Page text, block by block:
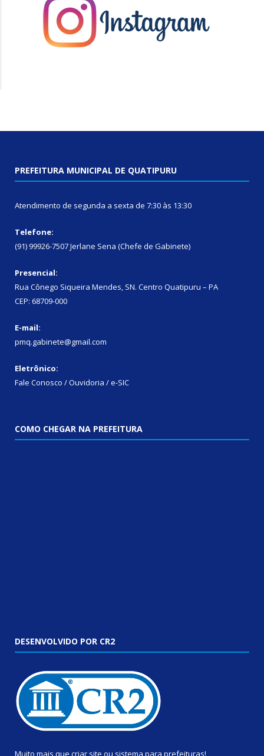
PREFEITURA MUNICIPAL DE QUATIPURU
Atendimento de segunda a sexta de 7:30 às 13:30
Telefone:
(91) 99926-7507 Jerlane Sena (Chefe de Gabinete)
Presencial:
Rua Cônego Siqueira Mendes, SN. Centro Quatipuru – PA
CEP: 68709-000
E-mail:
pmq.gabinete@gmail.com
Eletrônico:
Fale Conosco / Ouvidoria / e-SIC
COMO CHEGAR NA PREFEITURA
DESENVOLVIDO POR CR2
Muito mais que criar site ou sistema para prefeituras!